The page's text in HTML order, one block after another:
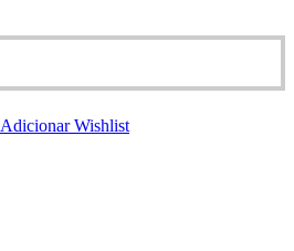
Adicionar Wishlist